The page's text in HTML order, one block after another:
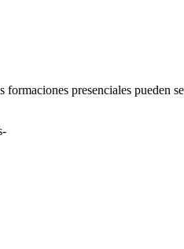
presenciales pueden